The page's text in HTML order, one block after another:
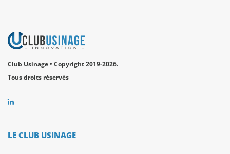
Club Usinage • Copyright 2019-2026.
Tous droits réservés
LE CLUB USINAGE